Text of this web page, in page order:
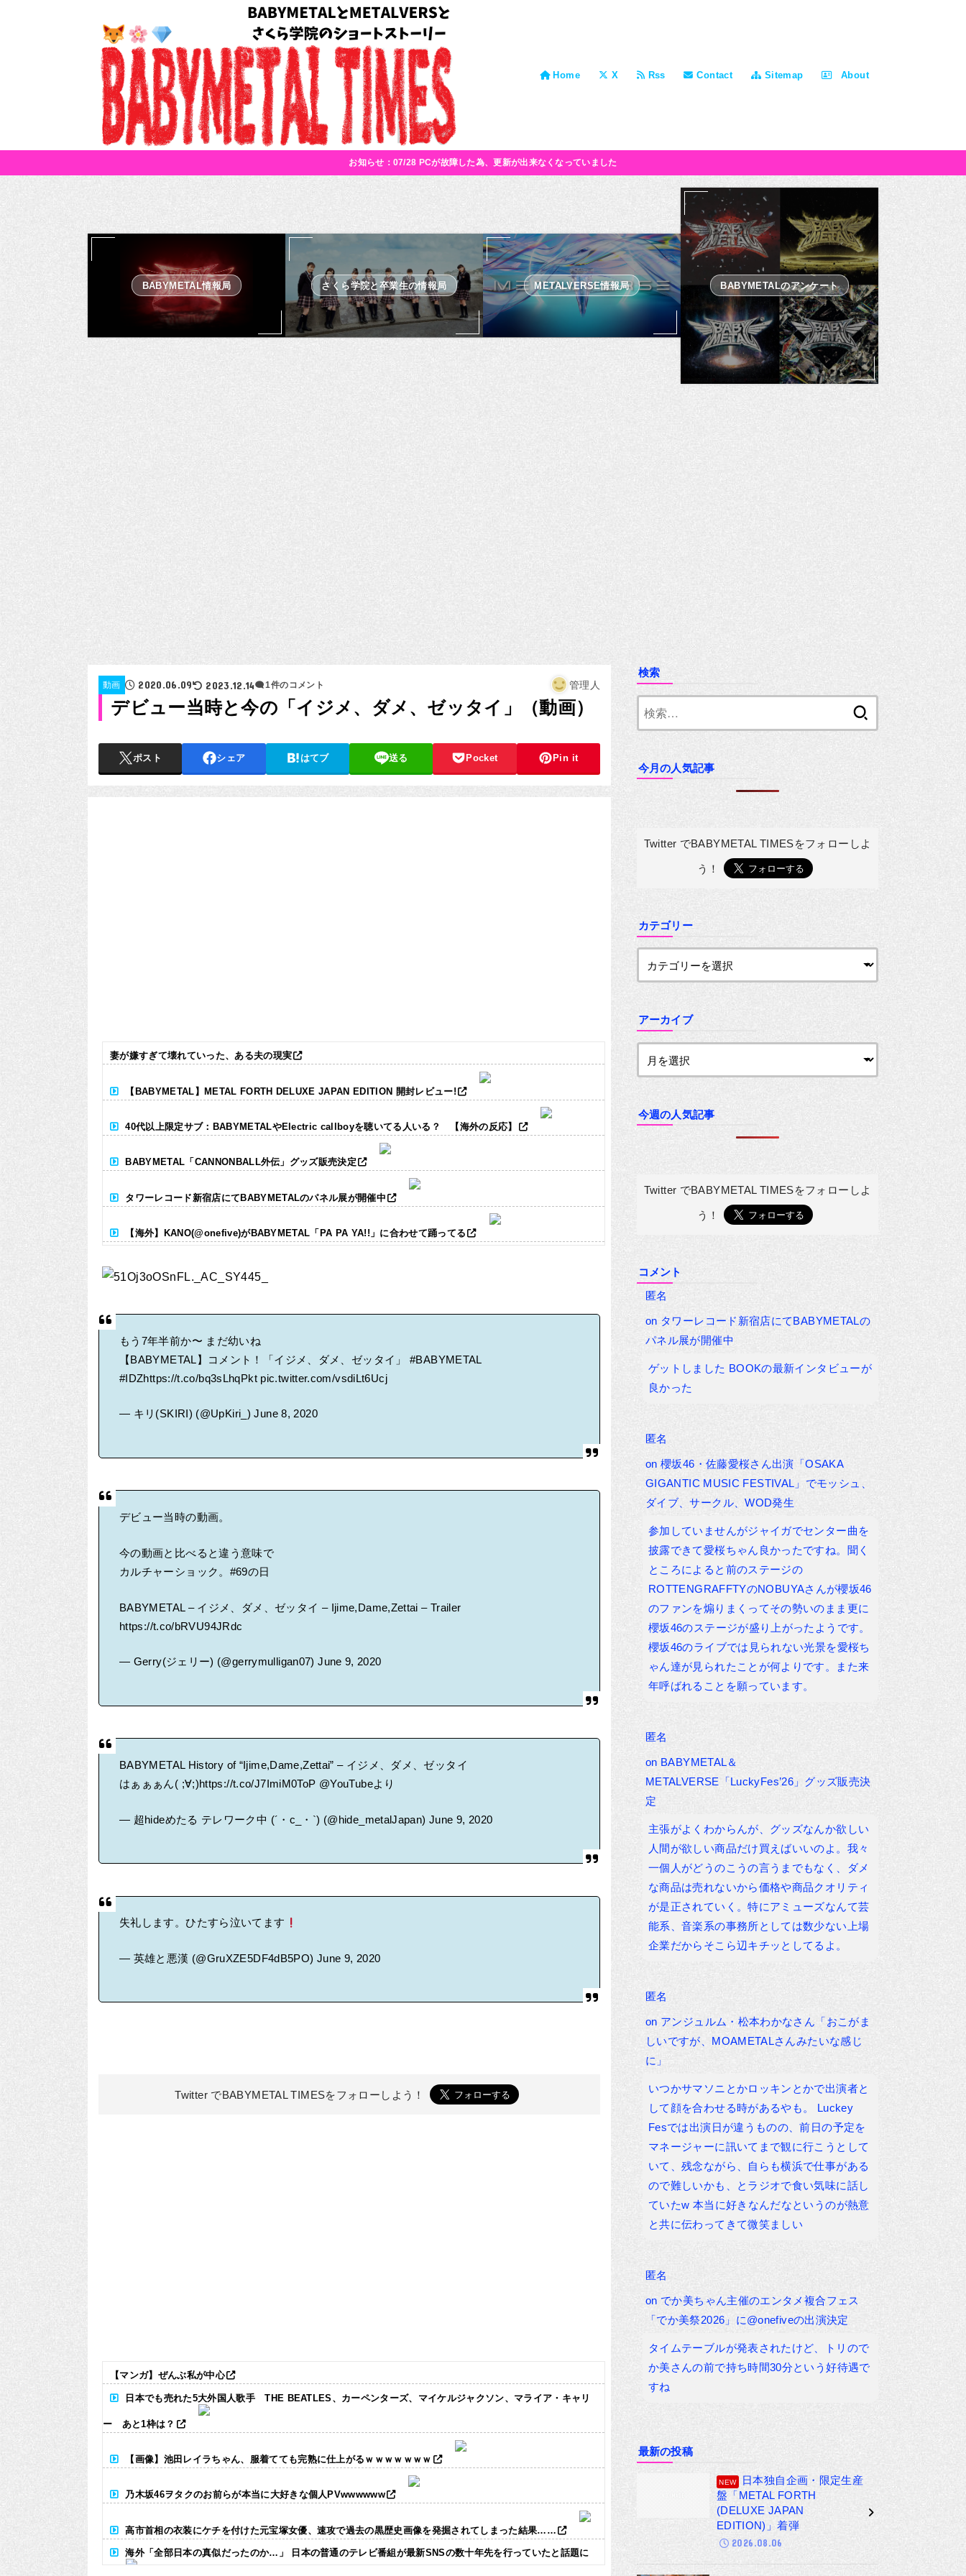
Home X Rss Contact Sitemap About
お知らせ：07/28 PCが故障した為、更新が出来なくなっていました
BABYMETAL情報局 さくら学院と卒業生の情報局 METALVERSE情報局 BABYMETALのアンケート
動画 2020.06.09 2023.12.14 1件のコメント 管理人
デビュー当時と今の「イジメ、ダメ、ゼッタイ」（動画）
ポスト シェア はてブ 送る Pocket Pin it
妻が嫌すぎて壊れていった、ある夫の現実
【BABYMETAL】METAL FORTH DELUXE JAPAN EDITION 開封レビュー!
40代以上限定サブ：BABYMETALやElectric callboyを聴いてる人いる？ 【海外の反応】
BABYMETAL「CANNONBALL外伝」グッズ販売決定
タワーレコード新宿店にてBABYMETALのパネル展が開催中
【海外】KANO(@onefive)がBABYMETAL「PA PA YA!!」に合わせて踊ってる
もう7年半前か〜 まだ幼いね
【BABYMETAL】コメント！「イジメ、ダメ、ゼッタイ」#BABYMETAL
#IDZhttps://t.co/bq3sLhqPkt pic.twitter.com/vsdiLt6Ucj
— キリ(SKIRI) (@UpKiri_)June 8, 2020
デビュー当時の動画。
今の動画と比べると違う意味で
カルチャーショック。 #69の日
BABYMETAL – イジメ、ダメ、ゼッタイ – Ijime,Dame,Zettai – Trailer
https://t.co/bRVU94JRdc
— Gerry(ジェリー) (@gerrymulligan07)June 9, 2020
BABYMETAL History of “Ijime,Dame,Zettai” – イジメ、ダメ、ゼッタイ
はぁぁぁん( ;∀;)https://t.co/J7ImiM0ToP @YouTubeより
— 超hideめたる テレワーク中 (´・c_・`) (@hide_metalJapan) June 9, 2020
失礼します。ひたすら泣いてます
— 英雄と悪漢 (@GruXZE5DF4dB5PO) June 9, 2020
Twitter でBABYMETAL TIMESをフォローしよう！
【マンガ】ぜんぶ私が中心
日本でも売れた5大外国人歌手 THE BEATLES、カーペンターズ、マイケルジャクソン、マライア・キャリ
ー あと1枠は？
【画像】池田レイラちゃん、服着てても完熟に仕上がるｗｗｗｗｗｗｗ
乃木坂46ヲタクのお前らが本当に大好きな個人PVwwwwww
高市首相の衣装にケチを付けた元宝塚女優、速攻で過去の黒歴史画像を発掘されてしまった結果……
海外「全部日本の真似だったのか…」 日本の普通のテレビ番組が最新SNSの数十年先を行っていたと話題に
検索
今月の人気記事
Twitter でBABYMETAL TIMESをフォローしよ
う！
カテゴリー
アーカイブ
今週の人気記事
Twitter でBABYMETAL TIMESをフォローしよ
う！
コメント
匿名
on タワーレコード新宿店にてBABYMETALの
パネル展が開催中
ゲットしました BOOKの最新インタビューが
良かった
匿名
on櫻坂46・佐藤愛桜さん出演「OSAKA
GIGANTIC MUSIC FESTIVAL」でモッシュ、
ダイブ、サークル、WOD発生
参加していませんがジャイガでセンター曲を
披露できて愛桜ちゃん良かったですね。聞く
ところによると前のステージの
ROTTENGRAFFTYのNOBUYAさんが櫻坂46
のファンを煽りまくってその勢いのまま更に
櫻坂46のステージが盛り上がったようです。
櫻坂46のライブでは見られない光景を愛桜ち
ゃん達が見られたことが何よりです。また来
年呼ばれることを願っています。
匿名
on BABYMETAL＆
METALVERSE「LuckyFes’26」グッズ販売決
定
主張がよくわからんが、グッズなんか欲しい
人間が欲しい商品だけ買えばいいのよ。我々
一個人がどうのこうの言うまでもなく、ダメ
な商品は売れないから価格や商品クオリティ
が是正されていく。特にアミューズなんて芸
能系、音楽系の事務所としては数少ない上場
企業だからそこら辺キチッとしてるよ。
匿名
on アンジュルム・松本わかなさん「おこがま
しいですが、MOAMETALさんみたいな感じ
に」
いつかサマソニとかロッキンとかで出演者と
して顔を合わせる時があるやも。 Luckey
Fesでは出演日が違うものの、前日の予定を
マネージャーに訊いてまで観に行こうとして
いて、残念ながら、自らも横浜で仕事がある
ので難しいかも、とラジオで食い気味に話し
ていたw 本当に好きなんだなというのが熱意
と共に伝わってきて微笑ましい
匿名
on でか美ちゃん主催のエンタメ複合フェス
「でか美祭2026」に@onefiveの出演決定
タイムテーブルが発表されたけど、トリので
か美さんの前で持ち時間30分という好待遇で
すね
最新の投稿
日本独自企画・限定生産
盤「METAL FORTH
(DELUXE JAPAN
EDITION)」着弾
2026.08.06